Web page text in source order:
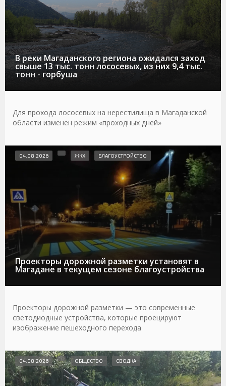
В реки Магаданского региона ожидался заход
свыше 13 тыс. тонн лососевых, из них 9,4 тыс.
тонн - горбуша
Для прохода лососевых на нерестилища в Магаданской
области изменен режим «проходных дней»
Проекторы дорожной разметки установят в
Магадане в текущем сезоне благоустройства
04.08.2026 ЖКХ БЛАГОУСТРОЙСТВО
Проекторы дорожной разметки — это современные
светодиодные устройства, которые проецируют
изображение пешеходного перехода
04.08.2026 ОБЩЕСТВО СВОДКА